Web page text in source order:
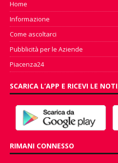
Home
Informazione
Come ascoltarci
Pubblicità per le Aziende
Piacenza24
SCARICA L’APP E RICEVI LE
RIMANI CONNESSO